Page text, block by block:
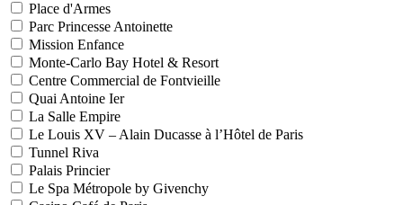
Place d'Armes
Parc Princesse Antoinette
Mission Enfance
Monte-Carlo Bay Hotel & Resort
Centre Commercial de Fontvieille
Quai Antoine Ier
La Salle Empire
Le Louis XV – Alain Ducasse à l’Hôtel de Paris
Tunnel Riva
Palais Princier
Le Spa Métropole by Givenchy